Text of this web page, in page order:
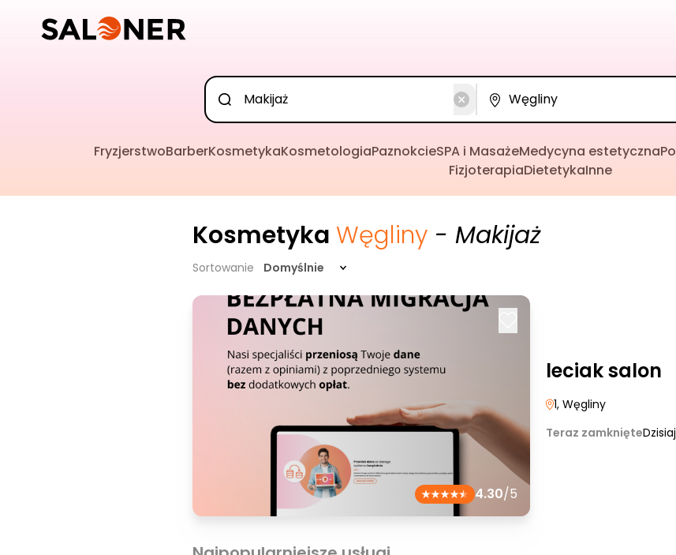
FryzjerstwoBarberKosmetykaKosmetologiaPaznokcieSPA i MasażeMedycyna estetyczna
FizjoterapiaDietetykaInne
Kosmetyka Węgliny - Makijaż
Sortowanie Domyślnie
4.30/5
leciak salon
1, Węgliny
Teraz zamknięte